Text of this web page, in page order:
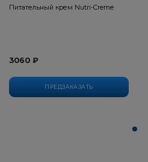
ПРЕДЗАКАЗАТЬ
Питательный крем Nutri-Creme
3060 ₽